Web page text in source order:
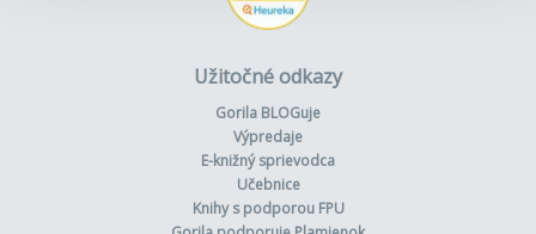
Užitočné odkazy
Gorila BLOGuje
Výpredaje
E-knižný sprievodca
Učebnice
Knihy s podporou FPU